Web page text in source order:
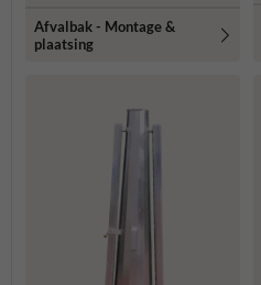
Afvalbak - Montage &
plaatsing